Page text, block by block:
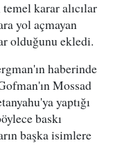
karar alıcılar
yol açmayan
olduğunu ekledi.
haberinde
Mossad
yaptığı
baskı
başka isimlere